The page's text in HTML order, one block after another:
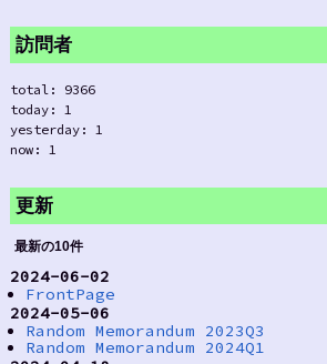
訪問者
total: 9366
today: 1
yesterday: 1
now: 1
更新
最新の10件
2024-06-02
FrontPage
2024-05-06
Random Memorandum 2023Q3
Random Memorandum 2024Q1